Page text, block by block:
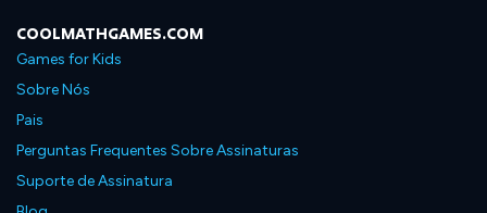
COOLMATHGAMES.COM
Games for Kids
Sobre Nós
Pais
Perguntas Frequentes Sobre Assinaturas
Suporte de Assinatura